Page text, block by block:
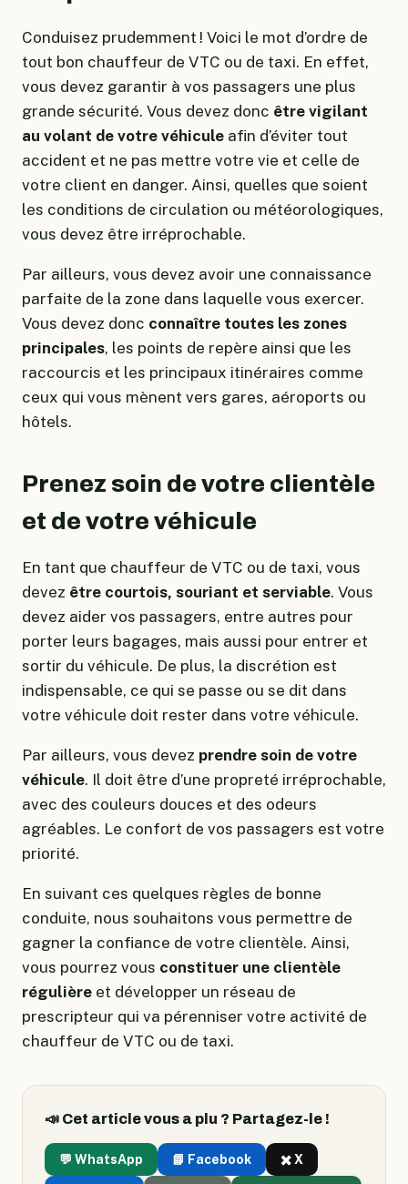
Conduisez prudemment ! Voici le mot d’ordre de
tout bon chauffeur de VTC ou de taxi. En effet,
vous devez garantir à vos passagers une plus
grande sécurité. Vous devez donc être vigilant
au volant de votre véhicule afin d’éviter tout
accident et ne pas mettre votre vie et celle de
votre client en danger. Ainsi, quelles que soient
les conditions de circulation ou météorologiques,
vous devez être irréprochable.
Par ailleurs, vous devez avoir une connaissance
parfaite de la zone dans laquelle vous exercer.
Vous devez donc connaître toutes les zones
principales, les points de repère ainsi que les
raccourcis et les principaux itinéraires comme
ceux qui vous mènent vers gares, aéroports ou
hôtels.
Prenez soin de votre clientèle
et de votre véhicule
En tant que chauffeur de VTC ou de taxi, vous
devez être courtois, souriant et serviable. Vous
devez aider vos passagers, entre autres pour
porter leurs bagages, mais aussi pour entrer et
sortir du véhicule. De plus, la discrétion est
indispensable, ce qui se passe ou se dit dans
votre véhicule doit rester dans votre véhicule.
Par ailleurs, vous devez prendre soin de votre
véhicule. Il doit être d’une propreté irréprochable,
avec des couleurs douces et des odeurs
agréables. Le confort de vos passagers est votre
priorité.
En suivant ces quelques règles de bonne
conduite, nous souhaitons vous permettre de
gagner la confiance de votre clientèle. Ainsi,
vous pourrez vous constituer une clientèle
régulière et développer un réseau de
prescripteur qui va pérenniser votre activité de
chauffeur de VTC ou de taxi.
📣 Cet article vous a plu ? Partagez-le !
💬 WhatsApp 📘 Facebook ✖️ X